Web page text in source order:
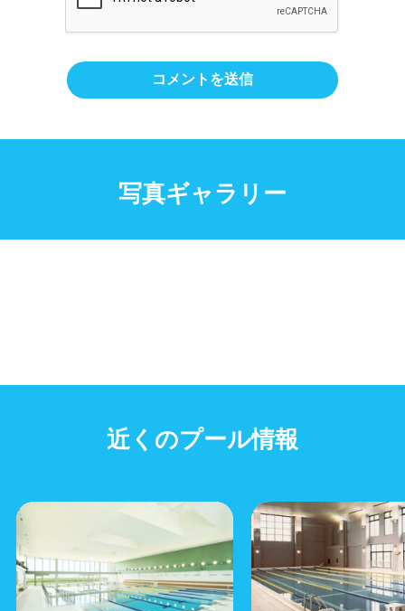
写真ギャラリー
近くのプール情報